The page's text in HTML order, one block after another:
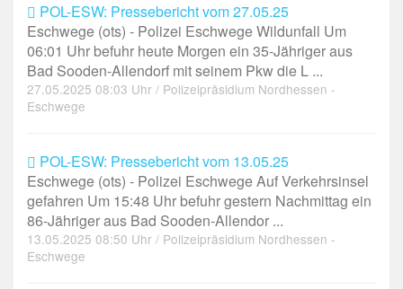
POL-ESW: Pressebericht vom 27.05.25
Eschwege (ots) - Polizei Eschwege Wildunfall Um
06:01 Uhr befuhr heute Morgen ein 35-Jähriger aus
Bad Sooden-Allendorf mit seinem Pkw die L ...
27.05.2025 08:03 Uhr / Polizeipräsidium Nordhessen -
Eschwege
POL-ESW: Pressebericht vom 13.05.25
Eschwege (ots) - Polizei Eschwege Auf Verkehrsinsel
gefahren Um 15:48 Uhr befuhr gestern Nachmittag ein
86-Jähriger aus Bad Sooden-Allendor ...
13.05.2025 08:50 Uhr / Polizeipräsidium Nordhessen -
Eschwege